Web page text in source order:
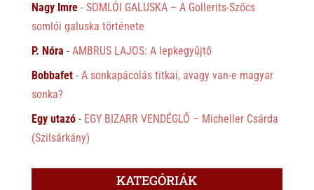
Nagy Imre- SOMLÓI GALUSKA – A Gollerits-Szőcs
somlói galuska története
P. Nóra - AMBRUS LAJOS: A lepkegyűjtő
Bobbafet- A sonkapácolás titkai, avagy van-e magyar
sonka?
Egy utazó- EGY BIZARR VENDÉGLŐ – Micheller Csárda
(Szilsárkány)
KATEGÓRIÁK